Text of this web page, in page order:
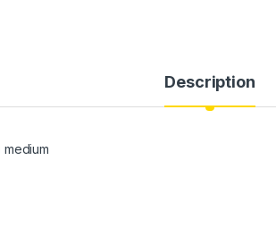
Description